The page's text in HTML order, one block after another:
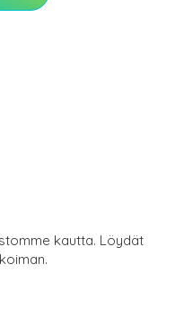
kautta. Löydät